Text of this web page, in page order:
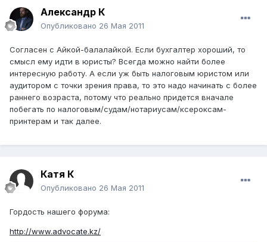
Александр К
Опубликовано 26 Мая 2011
Согласен с Айкой-балалайкой. Если бухгалтер хороший, то
смысл ему идти в юристы? Всегда можно найти более
интересную работу. А если уж быть налоговым юристом или
аудитором с точки зрения права, то это надо начинать с более
раннего возраста, потому что реально придется вначале
побегать по налоговым/судам/нотариусам/ксероксам-
принтерам и так далее.
Катя К
Опубликовано 26 Мая 2011
Гордость нашего форума:
http://www.advocate.kz/